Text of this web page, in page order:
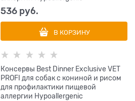
536 руб.
В КОРЗИНУ
Консервы Best Dinner Exclusive VET
PROFI для собак с кониной и рисом
для профилактики пищевой
аллергии Hypoallergenic